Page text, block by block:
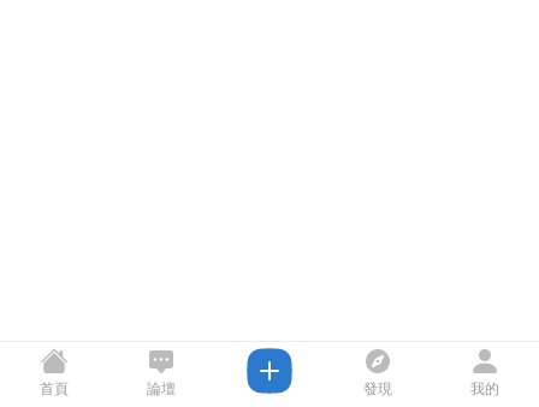
首頁 論壇 發現 我的